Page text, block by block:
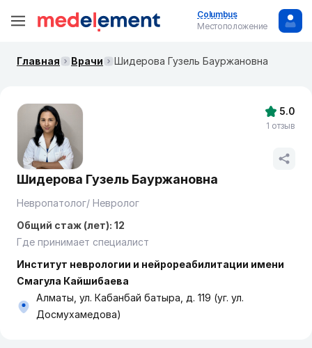
Columbus
Местоположение
Главная Врачи Шидерова Гузель Бауржановна
Шидерова Гузель Бауржановна
Невропатолог/ Невролог
Общий стаж (лет): 12
Где принимает специалист
Институт неврологии и нейрореабилитации имени
Смагула Кайшибаева
Алматы, ул. Кабанбай батыра, д. 119 (уг. ул.
Досмухамедова)
5.0
1 отзыв